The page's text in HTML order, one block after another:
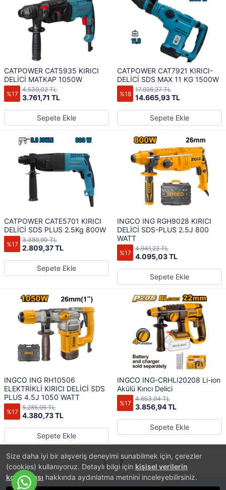
Size daha iyi bir alışveriş deneyimi sunabilmek için, çerezler
(cookies) kullanıyoruz. Detaylı bilgi için kişisel verilerin
korunması hakkında aydınlatma metnini inceleyebilirsiniz.
CATPOWER CAT5935 KIRICI
DELİCİ MATKAP 1050W
%17 3.761,71 TL
4.539,02 TL
Sepete Ekle
CATPOWER CAT7921 KIRICI-
DELİCİ SDS MAX 11 KG 1500W
%18 14.665,93 TL
17.926,27 TL
Sepete Ekle
CATPOWER CATE5701 KIRICI
DELİCİ SDS PLUS 2.5Kg 800W
%17 2.809,37 TL
3.389,90 TL
Sepete Ekle
INGCO ING RGH9028 KIRICI
DELİCİ SDS-PLUS 2.5J 800
WATT
%17 4.095,03 TL
4.941,22 TL
Sepete Ekle
INGCO ING RH10506
ELEKTRİKLİ KIRICI DELİCİ SDS
PLUS 4.5J 1050 WATT
%17 4.380,73 TL
5.285,95 TL
Sepete Ekle
INGCO ING-CRHLI20208 Li-ion
Akülü Kırıcı Delici
%17 3.856,94 TL
4.653,94 TL
Sepete Ekle
1 2